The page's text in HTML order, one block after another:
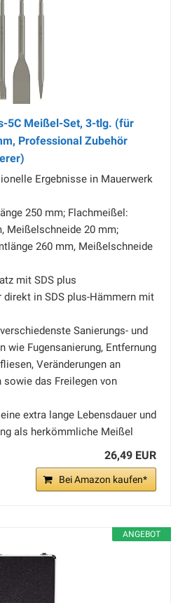
5C Meißel-Set, 3-tlg. (für
Professional Zubehör
Ergebnisse in Mauerwerk
250 mm; Flachmeißel:
Meißelschneide 20 mm;
260 mm, Meißelschneide
mit SDS plus
in SDS plus-Hämmern mit
Sanierungs- und
wie Fugensanierung, Entfernung
Veränderungen an
sowie das Freilegen von
extra lange Lebensdauer und
als herkömmliche Meißel
26,49 EUR
Bei Amazon kaufen*
ANGEBOT